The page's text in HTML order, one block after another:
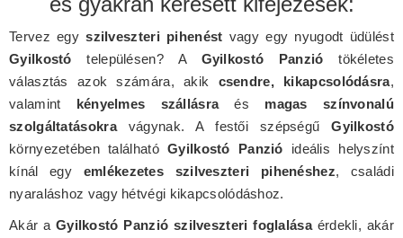
Tervez egyszilveszteri pihenést vagy egy nyugodt üdülést
Gyilkostó településen? A Gyilkostó Panzió tökéletes
választás azok számára, akik csendre, kikapcsolódásra,
valamint kényelmes szállásraés magas színvonalú
szolgáltatásokravágynak. A festői szépségűGyilkostó
környezetében találhatóGyilkostó Panzió ideális helyszínt
kínál egy emlékezetes szilveszteri pihenéshez, családi
nyaraláshoz vagy hétvégi kikapcsolódáshoz.
Akár a Gyilkostó Panzió szilveszteri foglalásaérdekli, akár